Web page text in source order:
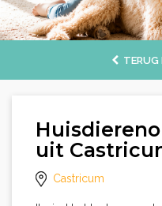
TERUG
uit
Castricum